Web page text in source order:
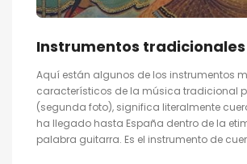
Aquí están algunos de los instrumentos
característicos de la música tradicional
(segunda foto), significa literalmente
ha llegado hasta España dentro de la
palabra guitarra. Es el instrumento de